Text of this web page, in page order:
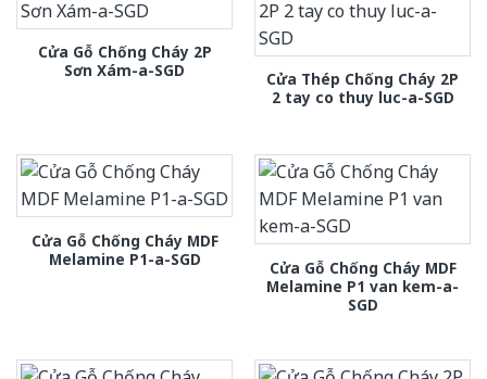
Cửa Gỗ Chống Cháy 2P
Sơn Xám-a-SGD
Cửa Thép Chống Cháy 2P
2 tay co thuy luc-a-SGD
Cửa Gỗ Chống Cháy MDF
Melamine P1-a-SGD
Cửa Gỗ Chống Cháy MDF
Melamine P1 van kem-a-
SGD